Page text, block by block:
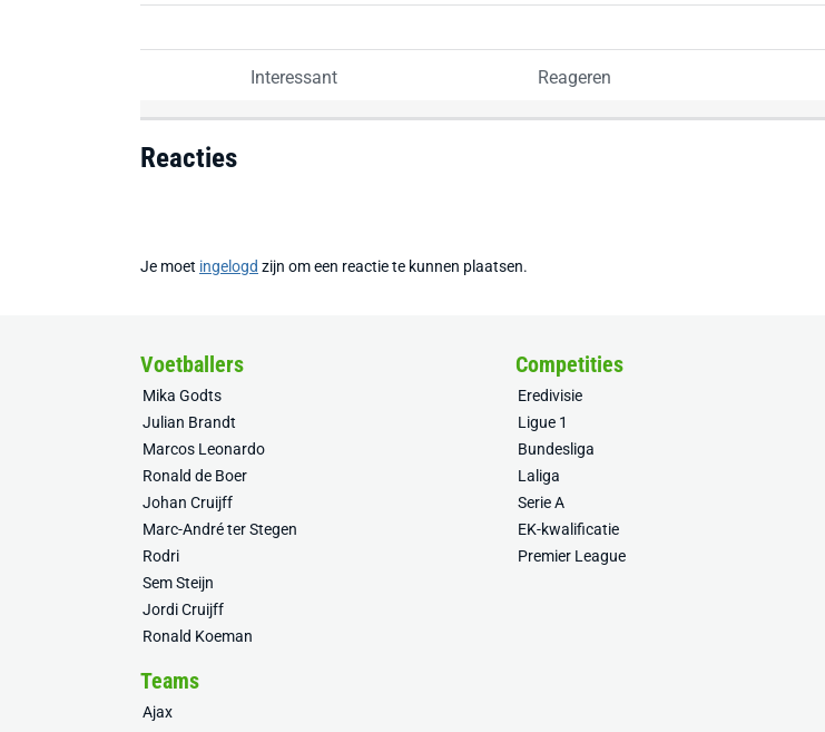
Interessant Reageren
Reacties
Je moet ingelogd zijn om een reactie te kunnen plaatsen.
Voetballers
Mika Godts
Julian Brandt
Marcos Leonardo
Ronald de Boer
Johan Cruijff
Marc-André ter Stegen
Rodri
Sem Steijn
Jordi Cruijff
Ronald Koeman
Competities
Eredivisie
Ligue 1
Bundesliga
Laliga
Serie A
EK-kwalificatie
Premier League
Teams
Ajax